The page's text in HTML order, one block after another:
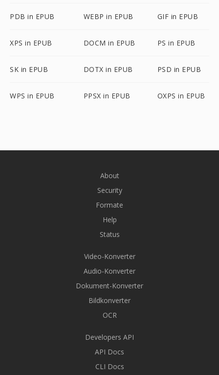
PDB in EPUB WEBP in EPUB GIF in EPUB
XPS in EPUB DOCM in EPUB PS in EPUB
SK in EPUB DOTX in EPUB PSD in EPUB
WPS in EPUB PPSX in EPUB OXPS in EPUB
About
Security
Formate
Help
Status
Video-Konverter
Audio-Konverter
Dokument-Konverter
Bildkonverter
OCR
Developers API
API Docs
CLI Docs